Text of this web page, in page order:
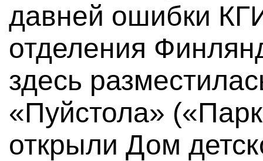
давней ошибки
отделения
здесь
«Пуйстола»
открыли Дом